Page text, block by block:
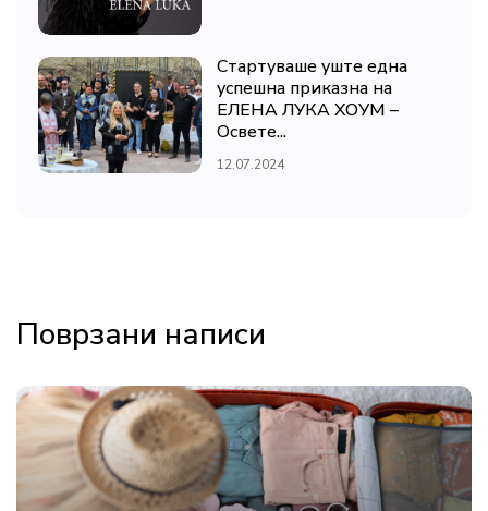
Стартуваше уште една
успешна приказна на
ЕЛЕНА ЛУКА ХОУМ –
Освете...
12.07.2024
Поврзани написи